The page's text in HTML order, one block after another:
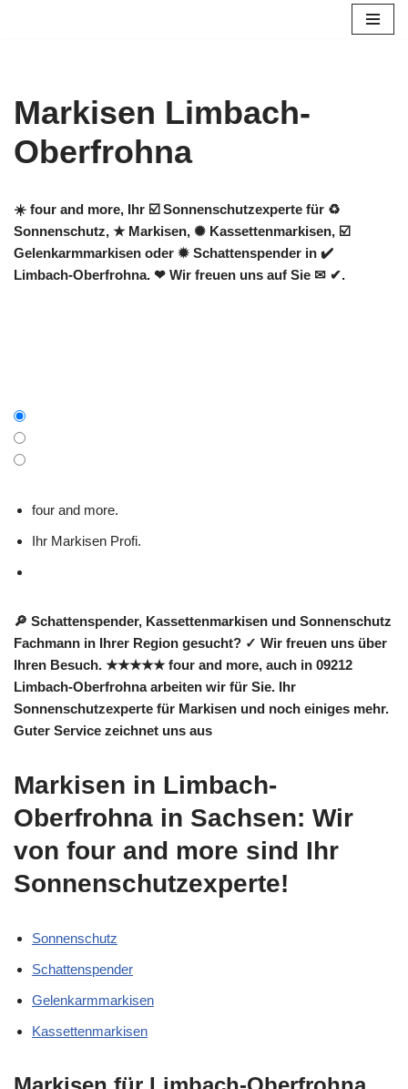
Markisen Limbach-
Oberfrohna
☀️ four and more, Ihr ☑️ Sonnenschutzexperte für ♻
Sonnenschutz, ★ Markisen, ✺ Kassettenmarkisen, ☑️
Gelenkarmmarkisen oder ✹ Schattenspender in ✔️
Limbach-Oberfrohna. ❤ Wir freuen uns auf Sie ✉ ✔.
four and more.
Ihr Markisen Profi.
🔎 Schattenspender, Kassettenmarkisen und Sonnenschutz
Fachmann in Ihrer Region gesucht? ✓ Wir freuen uns über
Ihren Besuch. ★★★★★ four and more, auch in 09212
Limbach-Oberfrohna arbeiten wir für Sie. Ihr
Sonnenschutzexperte für Markisen und noch einiges mehr.
Guter Service zeichnet uns aus
Markisen in Limbach-
Oberfrohna in Sachsen: Wir
von four and more sind Ihr
Sonnenschutzexperte!
Sonnenschutz
Schattenspender
Gelenkarmmarkisen
Kassettenmarkisen